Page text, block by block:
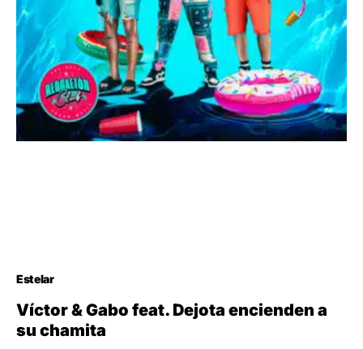
Estelar
Víctor & Gabo feat. Dejota encienden a
su chamita